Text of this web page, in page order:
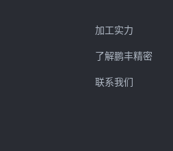
加工实力
了解鹏丰精密
联系我们